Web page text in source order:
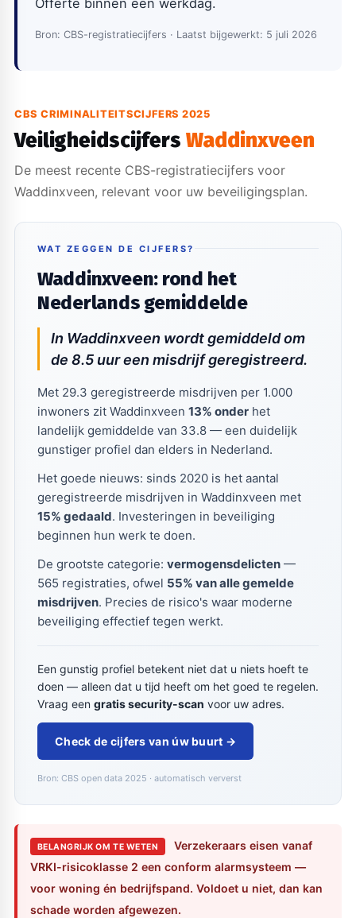
Offerte binnen één werkdag.
Bron: CBS-registratiecijfers · Laatst bijgewerkt: 5 juli 2026
CBS CRIMINALITEITSCIJFERS 2025
Veiligheidscijfers Waddinxveen
De meest recente CBS-registratiecijfers voor
Waddinxveen, relevant voor uw beveiligingsplan.
WAT ZEGGEN DE CIJFERS?
Waddinxveen: rond het
Nederlands gemiddelde
In Waddinxveen wordt gemiddeld om
de 8.5 uur een misdrijf geregistreerd.
Met 29.3 geregistreerde misdrijven per 1.000
inwoners zit Waddinxveen 13% onderhet
landelijk gemiddelde van 33.8 — een duidelijk
gunstiger profiel dan elders in Nederland.
Het goede nieuws: sinds 2020 is het aantal
geregistreerde misdrijven in Waddinxveen met
15% gedaald. Investeringen in beveiliging
beginnen hun werk te doen.
De grootste categorie: vermogensdelicten—
565 registraties, ofwel 55% van alle gemelde
misdrijven. Precies de risico's waar moderne
beveiliging effectief tegen werkt.
Een gunstig profiel betekent niet dat u niets hoeft te
doen — alleen dat u tijd heeft om het goed te regelen.
Vraag een gratis security-scan voor uw adres.
Check de cijfers van úw buurt →
Bron: CBS open data 2025 · automatisch ververst
BELANGRIJK OM TE WETEN
Verzekeraars eisen vanaf
VRKI-risicoklasse 2 een conform alarmsysteem —
voor woning én bedrijfspand. Voldoet u niet, dan kan
schade worden afgewezen.